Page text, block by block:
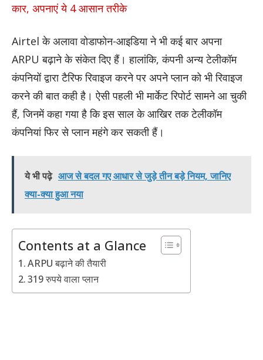
कार, अपनाएं ये 4 आसान तरीके
Airtel के अलावा वोडाफोन-आइडिया ने भी कई बार अपना
ARPU बढ़ाने के संकेत दिए हैं। हालांकि, कंपनी अन्य टेलीकॉम
कंपनियों द्वारा टैरिफ रिवाइज करने पर अपने प्लान को भी रिवाइज
करने की बात कही है। ऐसी पहली भी मार्केट रिपोर्ट सामने आ चुकी
हैं, जिनमें कहा गया है कि इस साल के आखिर तक टेलीकॉम
कंपनियां फिर से प्लान महंगे कर सकती हैं।
ये भी पढ़े आज से बदल गए आधार से जुड़े तीन बड़े नियम, जानिए
क्या-क्या हुआ नया
Contents at a Glance
ARPU बढ़ाने की तैयारी
319 रुपये वाला प्लान